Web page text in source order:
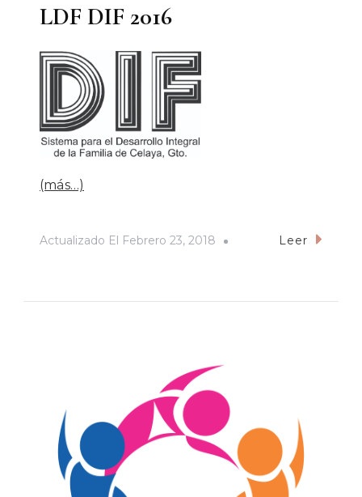
LDF DIF 2016
(más…)
Actualizado El Febrero 23, 2018 Leer